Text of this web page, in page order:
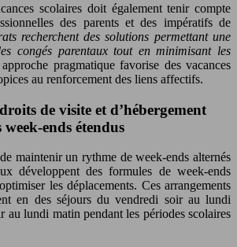
scolaires doit également tenir compte
des parents et des impératifs de
recherchent des solutions permettant une
congés parentaux tout en minimisant les
pragmatique favorise des vacances
au renforcement des liens affectifs.
de visite et d’hébergement
week-ends étendus
maintenir un rythme de week-ends alternés
développent des formules de week-ends
les déplacements. Ces arrangements
en des séjours du vendredi soir au lundi
au lundi matin pendant les périodes scolaires